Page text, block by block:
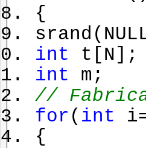
{
int t[N];
int m;
//
for ( int
{